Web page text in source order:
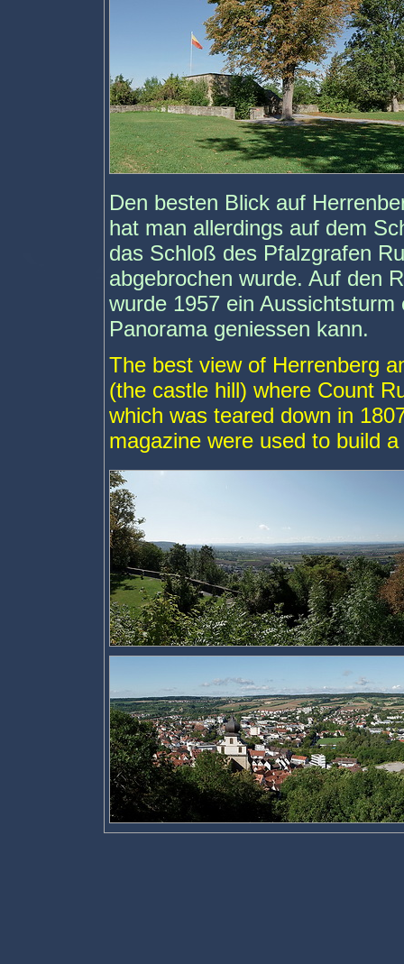
Den besten Blick auf
hat man allerdings auf dem
das Schloß des Pfalzgrafen
abgebrochen wurde. Auf den
wurde 1957 ein
Panorama geniessen kann.
The best view of Herrenberg
(the castle hill) where Count
which was teared down in
magazine were used to build